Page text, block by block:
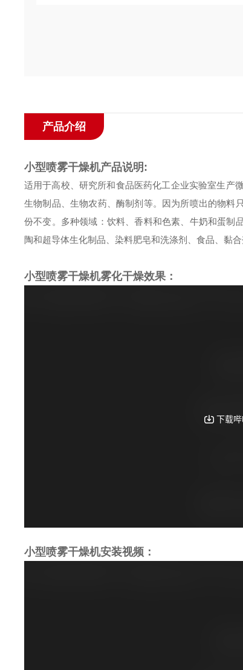
产品介绍
小型喷雾干燥机产品说明:
适用于高校、研究所和食品医药化工企业实验室生产
生物制品、生物农药、酶制剂等。因为所喷出的物料
份不变。 多种领域：饮料、香料和色素、牛奶和蛋制
陶和超导体生化制品、染料肥皂和洗涤剂、食品、黏
小型喷雾干燥机雾化干燥效果：
小型喷雾干燥机安装视频：